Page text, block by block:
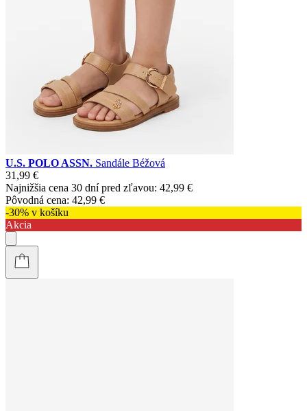
U.S. POLO ASSN. Sandále Béžová
31,99 €
Najnižšia cena 30 dní pred zľavou: 42,99 €
Pôvodná cena: 42,99 €
-30% v košíku
Akcia